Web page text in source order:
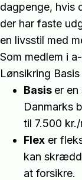
dagpenge, hvis
der har faste
en livsstil med
Som medlem i
Lønsikring
Basis er
Danmarks
til 7.500
Flex er
kan
at forsikre.